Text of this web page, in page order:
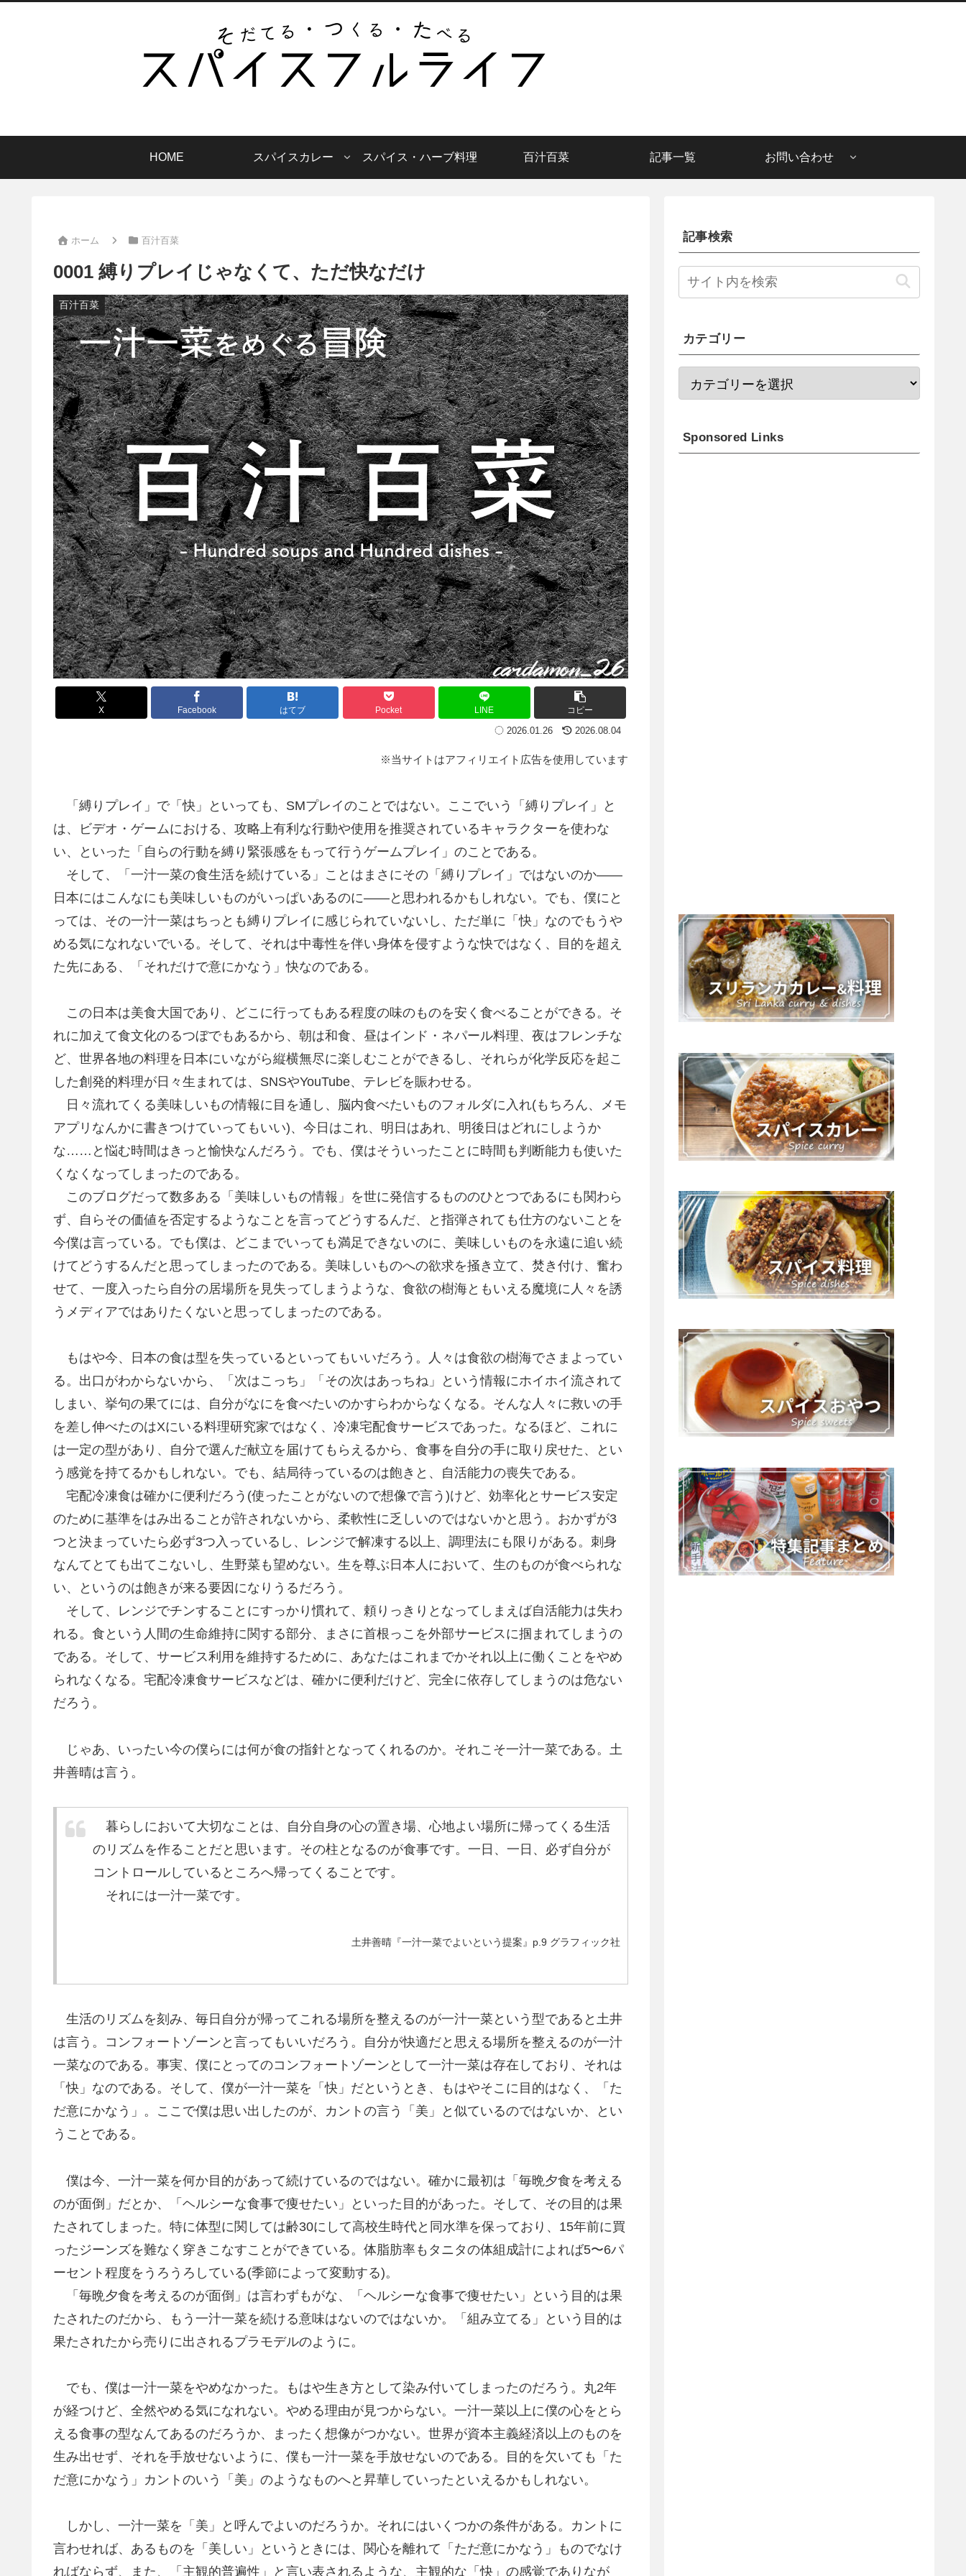
HOME スパイスカレー スパイス・ハーブ料理 百汁百菜 記事一覧 お問い合わせ
ホーム 百汁百菜
0001 縛りプレイじゃなくて、ただ快なだけ
百汁百菜
X Facebook はてブ Pocket LINE コピー
2026.01.26 2026.08.04
※当サイトはアフィリエイト広告を使用しています
「縛りプレイ」で「快」といっても、SMプレイのことではない。ここでいう「縛りプレイ」と
は、ビデオ・ゲームにおける、攻略上有利な行動や使用を推奨されているキャラクターを使わな
い、といった「自らの行動を縛り緊張感をもって行うゲームプレイ」のことである。
そして、「一汁一菜の食生活を続けている」ことはまさにその「縛りプレイ」ではないのか——
日本にはこんなにも美味しいものがいっぱいあるのに——と思われるかもしれない。でも、僕にと
っては、その一汁一菜はちっとも縛りプレイに感じられていないし、ただ単に「快」なのでもうや
める気になれないでいる。そして、それは中毒性を伴い身体を侵すような快ではなく、目的を超え
た先にある、「それだけで意にかなう」快なのである。
この日本は美食大国であり、どこに行ってもある程度の味のものを安く食べることができる。そ
れに加えて食文化のるつぼでもあるから、朝は和食、昼はインド・ネパール料理、夜はフレンチな
ど、世界各地の料理を日本にいながら縦横無尽に楽しむことができるし、それらが化学反応を起こ
した創発的料理が日々生まれては、SNSやYouTube、テレビを賑わせる。
日々流れてくる美味しいもの情報に目を通し、脳内食べたいものフォルダに入れ(もちろん、メモ
アプリなんかに書きつけていってもいい)、今日はこれ、明日はあれ、明後日はどれにしようか
な……と悩む時間はきっと愉快なんだろう。でも、僕はそういったことに時間も判断能力も使いた
くなくなってしまったのである。
このブログだって数多ある「美味しいもの情報」を世に発信するもののひとつであるにも関わら
ず、自らその価値を否定するようなことを言ってどうするんだ、と指弾されても仕方のないことを
今僕は言っている。でも僕は、どこまでいっても満足できないのに、美味しいものを永遠に追い続
けてどうするんだと思ってしまったのである。美味しいものへの欲求を掻き立て、焚き付け、奮わ
せて、一度入ったら自分の居場所を見失ってしまうような、食欲の樹海ともいえる魔境に人々を誘
うメディアではありたくないと思ってしまったのである。
もはや今、日本の食は型を失っているといってもいいだろう。人々は食欲の樹海でさまよってい
る。出口がわからないから、「次はこっち」「その次はあっちね」という情報にホイホイ流されて
しまい、挙句の果てには、自分がなにを食べたいのかすらわからなくなる。そんな人々に救いの手
を差し伸べたのはXにいる料理研究家ではなく、冷凍宅配食サービスであった。なるほど、これに
は一定の型があり、自分で選んだ献立を届けてもらえるから、食事を自分の手に取り戻せた、とい
う感覚を持てるかもしれない。でも、結局待っているのは飽きと、自活能力の喪失である。
宅配冷凍食は確かに便利だろう(使ったことがないので想像で言う)けど、効率化とサービス安定
のために基準をはみ出ることが許されないから、柔軟性に乏しいのではないかと思う。おかずが3
つと決まっていたら必ず3つ入っているし、レンジで解凍する以上、調理法にも限りがある。刺身
なんてとても出てこないし、生野菜も望めない。生を尊ぶ日本人において、生のものが食べられな
い、というのは飽きが来る要因になりうるだろう。
そして、レンジでチンすることにすっかり慣れて、頼りっきりとなってしまえば自活能力は失わ
れる。食という人間の生命維持に関する部分、まさに首根っこを外部サービスに掴まれてしまうの
である。そして、サービス利用を維持するために、あなたはこれまでかそれ以上に働くことをやめ
られなくなる。宅配冷凍食サービスなどは、確かに便利だけど、完全に依存してしまうのは危ない
だろう。
じゃあ、いったい今の僕らには何が食の指針となってくれるのか。それこそ一汁一菜である。土
井善晴は言う。
暮らしにおいて大切なことは、自分自身の心の置き場、心地よい場所に帰ってくる生活
のリズムを作ることだと思います。その柱となるのが食事です。一日、一日、必ず自分が
コントロールしているところへ帰ってくることです。
それには一汁一菜です。
土井善晴『一汁一菜でよいという提案』p.9 グラフィック社
生活のリズムを刻み、毎日自分が帰ってこれる場所を整えるのが一汁一菜という型であると土井
は言う。コンフォートゾーンと言ってもいいだろう。自分が快適だと思える場所を整えるのが一汁
一菜なのである。事実、僕にとってのコンフォートゾーンとして一汁一菜は存在しており、それは
「快」なのである。そして、僕が一汁一菜を「快」だというとき、もはやそこに目的はなく、「た
だ意にかなう」。ここで僕は思い出したのが、カントの言う「美」と似ているのではないか、とい
うことである。
僕は今、一汁一菜を何か目的があって続けているのではない。確かに最初は「毎晩夕食を考える
のが面倒」だとか、「ヘルシーな食事で痩せたい」といった目的があった。そして、その目的は果
たされてしまった。特に体型に関しては齢30にして高校生時代と同水準を保っており、15年前に買
ったジーンズを難なく穿きこなすことができている。体脂肪率もタニタの体組成計によれば5〜6パ
ーセント程度をうろうろしている(季節によって変動する)。
「毎晩夕食を考えるのが面倒」は言わずもがな、「ヘルシーな食事で痩せたい」という目的は果
たされたのだから、もう一汁一菜を続ける意味はないのではないか。「組み立てる」という目的は
果たされたから売りに出されるプラモデルのように。
でも、僕は一汁一菜をやめなかった。もはや生き方として染み付いてしまったのだろう。丸2年
が経つけど、全然やめる気になれない。やめる理由が見つからない。一汁一菜以上に僕の心をとら
える食事の型なんてあるのだろうか、まったく想像がつかない。世界が資本主義経済以上のものを
生み出せず、それを手放せないように、僕も一汁一菜を手放せないのである。目的を欠いても「た
だ意にかなう」カントのいう「美」のようなものへと昇華していったといえるかもしれない。
しかし、一汁一菜を「美」と呼んでよいのだろうか。それにはいくつかの条件がある。カントに
言わせれば、あるものを「美しい」というときには、関心を離れて「ただ意にかなう」ものでなけ
ればならず、また、「主観的普遍性」と言い表されるような、主観的な「快」の感覚でありなが
記事検索
カテゴリー
Sponsored Links